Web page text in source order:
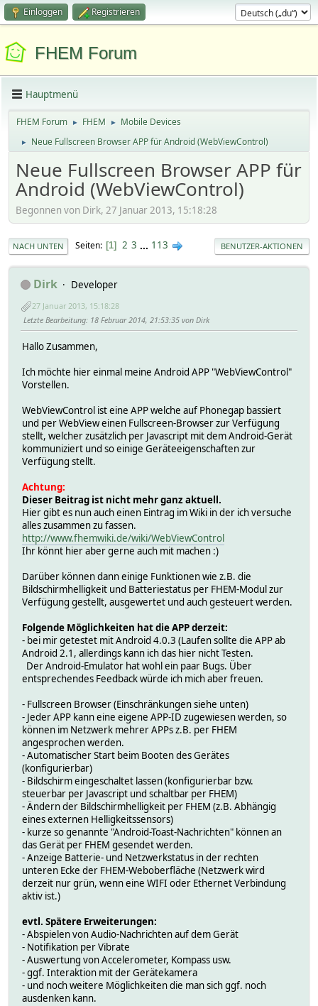
Einloggen Registrieren
FHEM Forum
Hauptmenü
FHEM Forum ► FHEM ► Mobile Devices
► Neue Fullscreen Browser APP für Android (WebViewControl)
Neue Fullscreen Browser APP für
Android (WebViewControl)
Begonnen von Dirk, 27 Januar 2013, 15:18:28
NACH UNTEN Seiten 1 2 3 ... 113 BENUTZER-AKTIONEN
Dirk Developer
27 Januar 2013, 15:18:28
Letzte Bearbeitung: 18 Februar 2014, 21:53:35 von Dirk
Hallo Zusammen,
Ich möchte hier einmal meine Android APP "WebViewControl"
Vorstellen.
WebViewControl ist eine APP welche auf Phonegap bassiert
und per WebView einen Fullscreen-Browser zur Verfügung
stellt, welcher zusätzlich per Javascript mit dem Android-Gerät
kommuniziert und so einige Geräteeigenschaften zur
Verfügung stellt.
Achtung:
Dieser Beitrag ist nicht mehr ganz aktuell.
Hier gibt es nun auch einen Eintrag im Wiki in der ich versuche
alles zusammen zu fassen.
http://www.fhemwiki.de/wiki/WebViewControl
Ihr könnt hier aber gerne auch mit machen :)
Darüber können dann einige Funktionen wie z.B. die
Bildschirmhelligkeit und Batteriestatus per FHEM-Modul zur
Verfügung gestellt, ausgewertet und auch gesteuert werden.
Folgende Möglichkeiten hat die APP derzeit:
- bei mir getestet mit Android 4.0.3 (Laufen sollte die APP ab
Android 2.1, allerdings kann ich das hier nicht Testen.
Der Android-Emulator hat wohl ein paar Bugs. Über
entsprechendes Feedback würde ich mich aber freuen.
- Fullscreen Browser (Einschränkungen siehe unten)
- Jeder APP kann eine eigene APP-ID zugewiesen werden, so
können im Netzwerk mehrer APPs z.B. per FHEM
angesprochen werden.
- Automatischer Start beim Booten des Gerätes
(konfigurierbar)
- Bildschirm eingeschaltet lassen (konfigurierbar bzw.
steuerbar per Javascript und schaltbar per FHEM)
- Ändern der Bildschirmhelligkeit per FHEM (z.B. Abhängig
eines externen Helligkeitssensors)
- kurze so genannte "Android-Toast-Nachrichten" können an
das Gerät per FHEM gesendet werden.
- Anzeige Batterie- und Netzwerkstatus in der rechten
unteren Ecke der FHEM-Weboberfläche (Netzwerk wird
derzeit nur grün, wenn eine WIFI oder Ethernet Verbindung
aktiv ist.)
evtl. Spätere Erweiterungen:
- Abspielen von Audio-Nachrichten auf dem Gerät
- Notifikation per Vibrate
- Auswertung von Accelerometer, Kompass usw.
- ggf. Interaktion mit der Gerätekamera
- und noch weitere Möglichkeiten die man sich ggf. noch
ausdenken kann.